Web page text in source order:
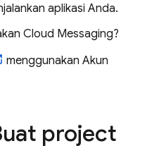
aplikasi Anda.
Cloud Messaging?
menggunakan Akun
project